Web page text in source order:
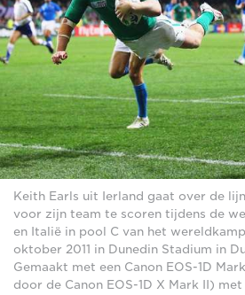
Keith Earls uit Ierland gaat over de
voor zijn team te scoren tijdens de
en Italië in pool C van het
oktober 2011 in Dunedin Stadium in
Gemaakt met een Canon EOS-1D
door de Canon EOS-1D X Mark II) met